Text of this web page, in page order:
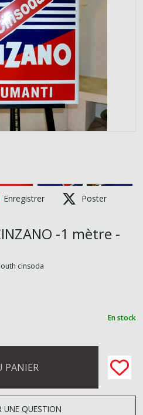
Enregistrer Poster
-1 mètre -
cinsoda
En stock
PANIER
QUESTION